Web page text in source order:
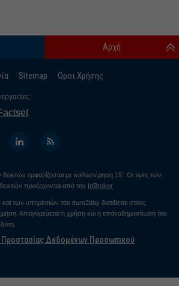
Sitemap Οροι Χρήσης
Αρχή
εμφανίζονται με καθυστέρηση 15’. Οι τιμές των
προέρχονται από την InBroker
των υπηρεσιών του euro2day διατίθεται στους
Απαγορεύεται η χρήση και η επαναδημοσίευσή του
Δεδομένων Προσωπικού